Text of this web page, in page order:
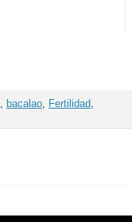
bacalao Fertilidad